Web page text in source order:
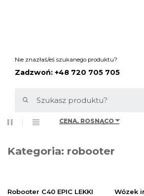
Nie znazłaś/eś szukanego produktu?
Zadzwoń: +48 720 705 705
CENA, ROSNĄCO
Kategoria: robooter
Robooter C40 EPIC LEKKI
Wózek